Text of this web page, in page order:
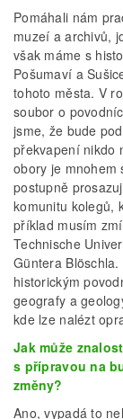
Pomáhali nám
muzeí a archivů,
však máme s
Pošumaví a
tohoto města. V
soubor o
jsme, že bude
překvapení nikdo
obory je mnohem
postupně
komunitu kolegů,
příklad musím
Technische
Güntera
historickým
geografy a
kde lze nalézt
Jak může
s přípravou na
změny?
Ano, vypadá to